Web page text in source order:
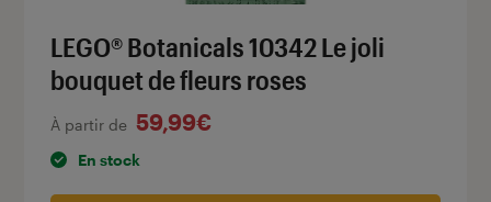
LEGO® Botanicals 10342 Le joli
bouquet de fleurs roses
À partir de 59,99€
En stock